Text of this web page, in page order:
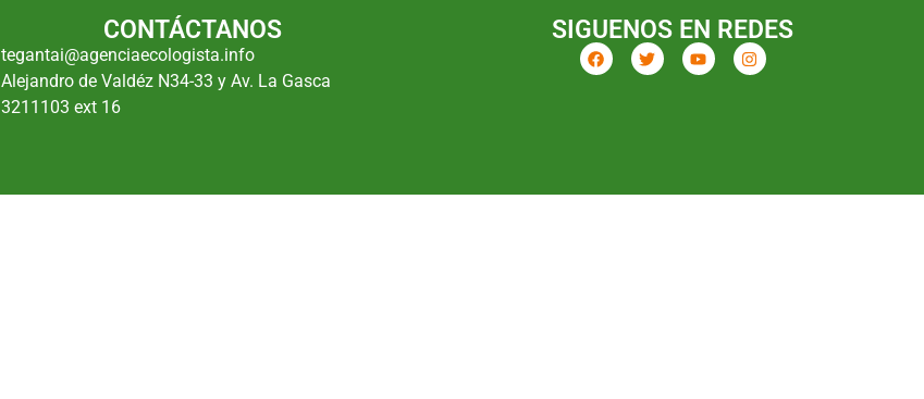
CONTÁCTANOS
tegantai@agenciaecologista.info
Alejandro de Valdéz N34-33 y Av. La Gasca
3211103 ext 16
SIGUENOS EN REDES